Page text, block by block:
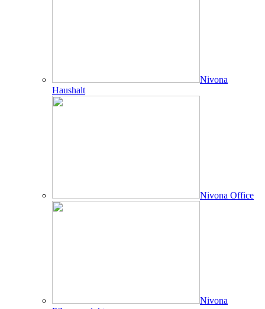
Nivona
Haushalt
Nivona Office
Nivona